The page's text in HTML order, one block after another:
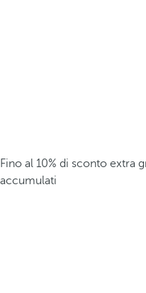
Fino al 10% di sconto extra
accumulati